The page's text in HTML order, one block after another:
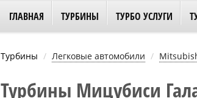
ГЛАВНАЯ ТУРБИНЫ ТУРБО УСЛУГИ
Турбины Легковые автомобили
Турбины Мицубиси